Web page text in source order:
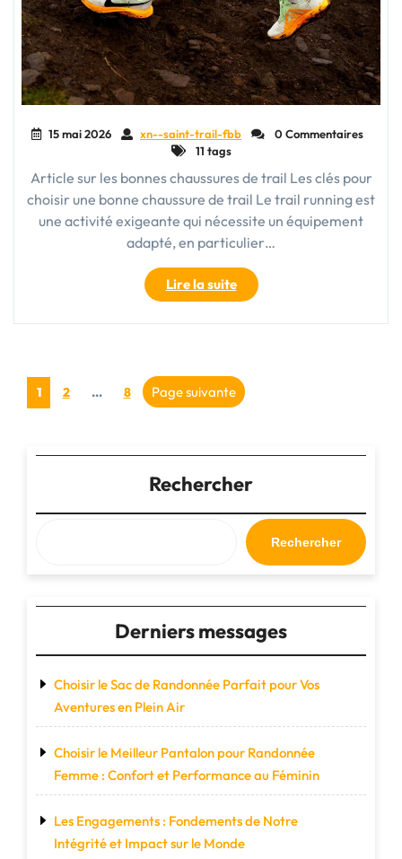
15 mai 2026 xn--saint-trail-fbb
0 Commentaires
11 tags
Article sur les bonnes chaussures de trail Les clés pour
choisir une bonne chaussure de trail Le trail running est
une activité exigeante qui nécessite un équipement
adapté, en particulier…
Lire la suite"Choisir
la
Bonne
Trail
:
pour
une
Réussie"
Pagination
publications
Page
1 Page
2 … Page
8 Page suivante
Rechercher
Rechercher
Derniers messages
Choisir le Sac de Randonnée Parfait pour Vos
Aventures en Plein Air
Choisir le Meilleur Pantalon pour Randonnée
Femme : Confort et Performance au Féminin
Les Engagements : Fondements de Notre
Intégrité et Impact sur le Monde